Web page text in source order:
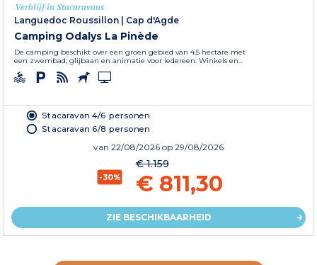
Verblijf in Stacaravans
Languedoc Roussillon | Cap d'Agde
Camping Odalys La Pinède
De camping beschikt over een groen gebied van 4,5 hectare met
een zwembad, glijbaan en animatie voor iedereen. Winkels en...
Stacaravan 4/6 personen
Stacaravan 6/8 personen
van 22/08/2026 op 29/08/2026
-30%
€ 1.159
€ 811,30
ZIE BESCHIKBAARHEID